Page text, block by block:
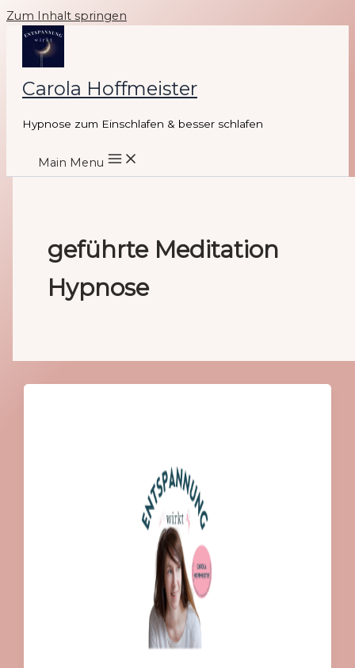
Zum Inhalt springen
Carola Hoffmeister
Hypnose zum Einschlafen & besser schlafen
Main Menu
geführte Meditation
Hypnose